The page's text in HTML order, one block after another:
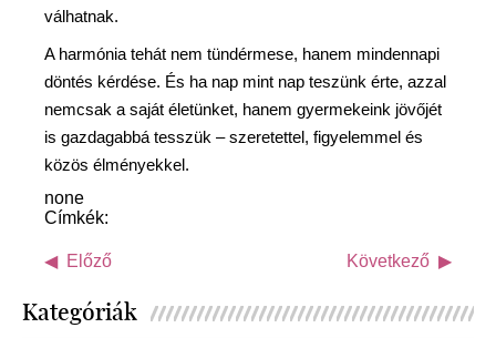
válhatnak.
A harmónia tehát nem tündérmese, hanem mindennapi
döntés kérdése. És ha nap mint nap teszünk érte, azzal
nemcsak a saját életünket, hanem gyermekeink jövőjét
is gazdagabbá tesszük – szeretettel, figyelemmel és
közös élményekkel.
none
Címkék:
Előző Következő
Kategóriák